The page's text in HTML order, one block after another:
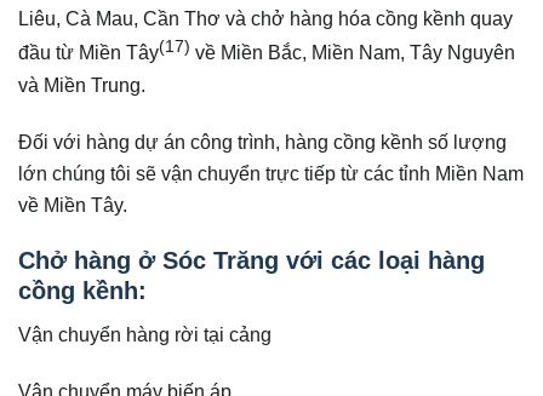
Liêu, Cà Mau, Cần Thơ và chở hàng hóa cồng kềnh quay
đầu từ Miền Tây(17) về Miền Bắc, Miền Nam, Tây Nguyên
và Miền Trung.
Đối với hàng dự án công trình, hàng cồng kềnh số lượng
lớn chúng tôi sẽ vận chuyển trực tiếp từ các tỉnh Miền Nam
về Miền Tây.
Chở hàng ở Sóc Trăng với các loại hàng
cồng kềnh:
Vận chuyển hàng rời tại cảng
Vận chuyển máy biến áp